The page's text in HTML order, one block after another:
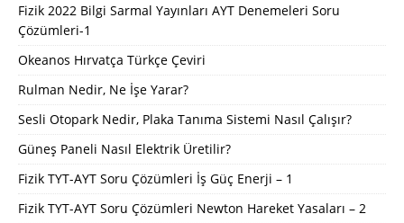
Fizik 2022 Bilgi Sarmal Yayınları AYT Denemeleri Soru
Çözümleri-1
Okeanos Hırvatça Türkçe Çeviri
Rulman Nedir, Ne İşe Yarar?
Sesli Otopark Nedir, Plaka Tanıma Sistemi Nasıl Çalışır?
Güneş Paneli Nasıl Elektrik Üretilir?
Fizik TYT-AYT Soru Çözümleri İş Güç Enerji – 1
Fizik TYT-AYT Soru Çözümleri Newton Hareket Yasaları – 2